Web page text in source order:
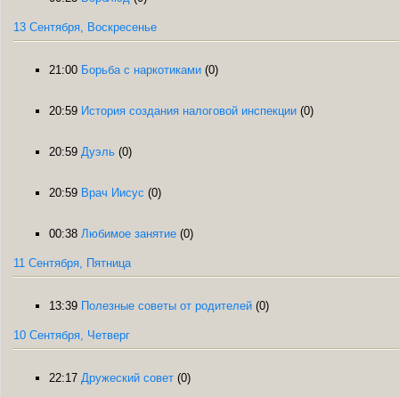
13 Сентября, Воскресенье
21:00 Борьба с наркотиками (0)
20:59 История создания налоговой инспекции (0)
20:59 Дуэль (0)
20:59 Врач Иисус (0)
00:38 Любимое занятие (0)
11 Сентября, Пятница
13:39 Полезные советы от родителей (0)
10 Сентября, Четверг
22:17 Дружеский совет (0)